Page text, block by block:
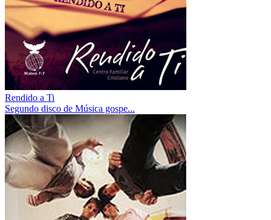
Rendido a Ti
Segundo disco de Música gospe...